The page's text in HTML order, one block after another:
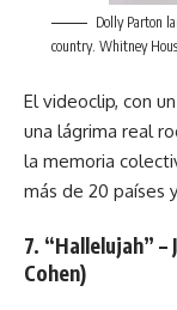
Dolly Parton
country. Whitney
El videoclip, con
una lágrima real
la memoria
más de 20 países
7. “Hallelujah”
Cohen)